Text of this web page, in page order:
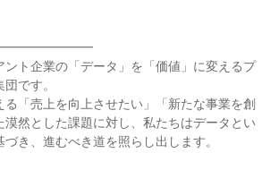
ント企業の「データ」を「価値」に変えるプ
です。
「売上を向上させたい」「新たな事業を創
漠然とした課題に対し、私たちはデータとい
き、進むべき道を照らし出します。